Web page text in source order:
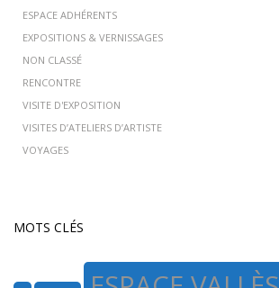
ESPACE ADHÉRENTS
EXPOSITIONS & VERNISSAGES
NON CLASSÉ
RENCONTRE
VISITE D'EXPOSITION
VISITES D’ATELIERS D’ARTISTE
VOYAGES
MOTS CLÉS